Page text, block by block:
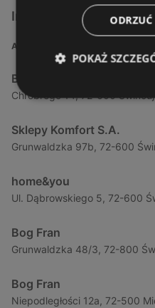
Inne sklepy Meble w
ADRES
Bodzio
Chrobrego 14, 72-600
Sklepy Komfort S.A.
Grunwaldzka 97b, 72-600
home&you
Ul. Dąbrowskiego 5, 72-600
Bog Fran
Grunwaldzka 48/3, 72-800
Bog Fran
Niepodległości 12a, 72-500
POKAŻ